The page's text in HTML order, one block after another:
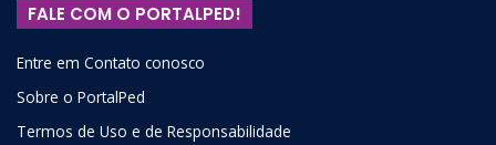
FALE COM O PORTALPED!
Entre em Contato conosco
Sobre o PortalPed
Termos de Uso e de Responsabilidade